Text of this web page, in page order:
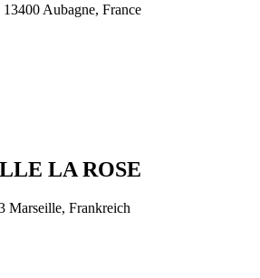
Aubagne, France
LA ROSE
Marseille, Frankreich